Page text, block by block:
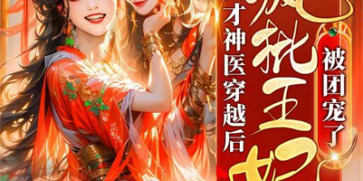
女裝 男裝 化妝保養 情趣用品
日本購物 電子/紙本書
HOT